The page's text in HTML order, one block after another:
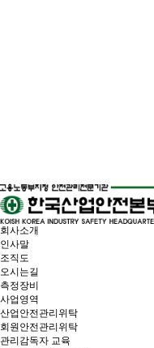
회사소개
인사말
조직도
오시는길
측정장비
사업영역
산업안전관리위탁
회원안전관리위탁
관리감독자 교육